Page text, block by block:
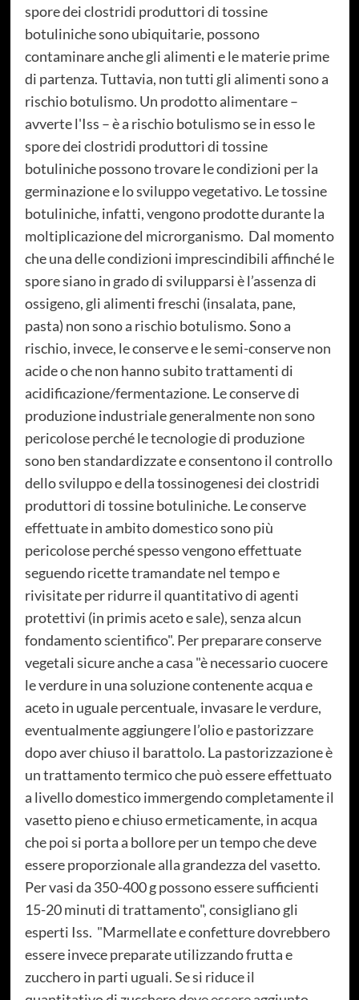
spore dei clostridi produttori di tossine
botuliniche sono ubiquitarie, possono
contaminare anche gli alimenti e le materie prime
di partenza. Tuttavia, non tutti gli alimenti sono a
rischio botulismo. Un prodotto alimentare –
avverte l'Iss – è a rischio botulismo se in esso le
spore dei clostridi produttori di tossine
botuliniche possono trovare le condizioni per la
germinazione e lo sviluppo vegetativo. Le tossine
botuliniche, infatti, vengono prodotte durante la
moltiplicazione del microrganismo. Dal momento
che una delle condizioni imprescindibili affinché le
spore siano in grado di svilupparsi è l’assenza di
ossigeno, gli alimenti freschi (insalata, pane,
pasta) non sono a rischio botulismo. Sono a
rischio, invece, le conserve e le semi-conserve non
acide o che non hanno subito trattamenti di
acidificazione/fermentazione. Le conserve di
produzione industriale generalmente non sono
pericolose perché le tecnologie di produzione
sono ben standardizzate e consentono il controllo
dello sviluppo e della tossinogenesi dei clostridi
produttori di tossine botuliniche. Le conserve
effettuate in ambito domestico sono più
pericolose perché spesso vengono effettuate
seguendo ricette tramandate nel tempo e
rivisitate per ridurre il quantitativo di agenti
protettivi (in primis aceto e sale), senza alcun
fondamento scientifico". Per preparare conserve
vegetali sicure anche a casa "è necessario cuocere
le verdure in una soluzione contenente acqua e
aceto in uguale percentuale, invasare le verdure,
eventualmente aggiungere l’olio e pastorizzare
dopo aver chiuso il barattolo. La pastorizzazione è
un trattamento termico che può essere effettuato
a livello domestico immergendo completamente il
vasetto pieno e chiuso ermeticamente, in acqua
che poi si porta a bollore per un tempo che deve
essere proporzionale alla grandezza del vasetto.
Per vasi da 350-400 g possono essere sufficienti
15-20 minuti di trattamento", consigliano gli
esperti Iss. "Marmellate e confetture dovrebbero
essere invece preparate utilizzando frutta e
zucchero in parti uguali. Se si riduce il